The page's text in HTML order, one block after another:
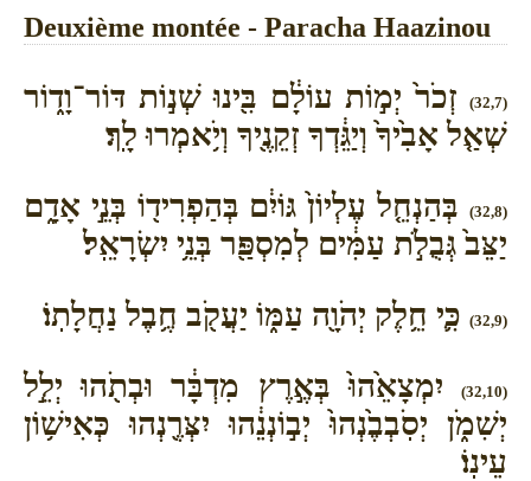
Deuxième montée - Paracha Haazinou
(32,7)
זְכֹר֙ יְמ֣וֹת עוֹלָ֔ם בִּ֖ינוּ שְׁנ֣וֹת דּוֹר־וָד֑וֹר
שְׁאַ֤ל אָבִ֙יךָ֙ וְיַגֵּ֔דְךָ זְקֵנֶ֖יךָ וְיֹ֥אמְרוּ לָֽךְ׃
(32,8)
בְּהַנְחֵ֤ל עֶלְיוֹן֙ גּוֹיִ֔ם בְּהַפְרִיד֖וֹ בְּנֵ֣י אָדָ֑ם
יַצֵּב֙ גְּבֻלֹ֣ת עַמִּ֔ים לְמִסְפַּ֖ר בְּנֵ֥י יִשְׂרָאֵֽל׃
(32,9) כִּ֛י חֵ֥לֶק יְהֹוָ֖ה עַמּ֑וֹ יַעֲקֹ֖ב חֶ֥בֶל נַחֲלָתֽוֹ׃
(32,10)
יִמְצָאֵ֙הוּ֙ בְּאֶ֣רֶץ מִדְבָּ֔ר וּבְתֹ֖הוּ יְלֵ֣ל
יְשִׁמֹ֑ן יְסֹֽבְבֶ֙נְהוּ֙ יְב֣וֹנְנֵ֔הוּ יִצְּרֶ֖נְהוּ כְּאִישׁ֥וֹן
עֵינֽוֹ׃